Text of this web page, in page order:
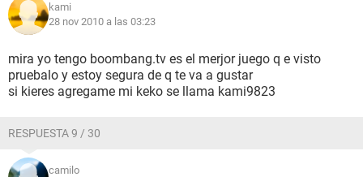
kami
28 nov 2010 a las 03:23
mira yo tengo boombang.tv es el merjor juego q e visto
pruebalo y estoy segura de q te va a gustar
si kieres agregame mi keko se llama kami9823
RESPUESTA 9 / 30
camilo